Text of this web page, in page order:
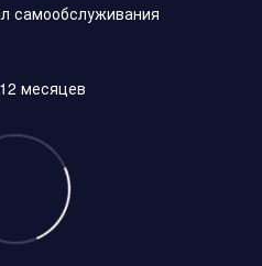
самообслуживания
месяцев